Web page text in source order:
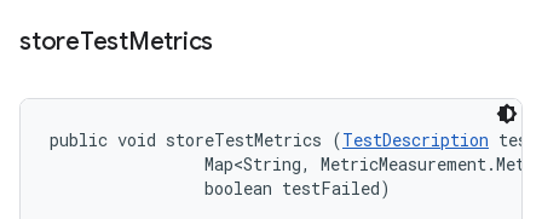
storeTestMetrics
public void storeTestMetrics (TestDescription
Map<String,
                boolean testFailed)